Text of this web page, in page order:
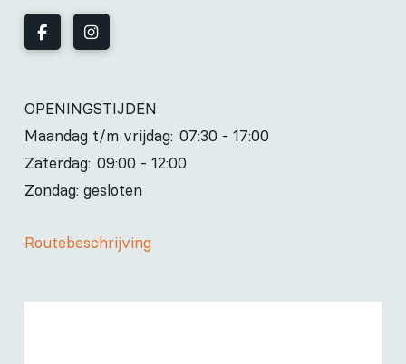
OPENINGSTIJDEN
Maandag t/m vrijdag: 07:30 - 17:00
Zaterdag: 09:00 - 12:00
Zondag: gesloten
Routebeschrijving